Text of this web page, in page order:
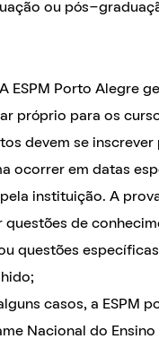
ou pós-
ESPM Porto Alegre
próprio para os
devem se inscrever
ocorrer em datas
instituição. A
questões de
questões
casos, a ESPM
Nacional do Ensino